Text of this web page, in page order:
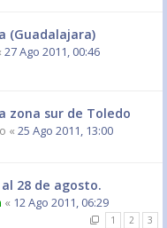
(Guadalajara)
27 Ago 2011, 00:46
zona sur de Toledo
« 25 Ago 2011, 13:00
28 de agosto.
« 12 Ago 2011, 06:29
1 2 3